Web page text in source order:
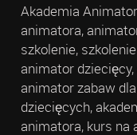
Akademia
animatora,
szkolenie,
animator
animator zabaw
dziecięcych,
animatora, kurs na